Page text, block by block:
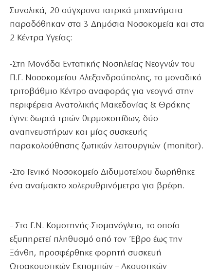
Συνολικά, 20 σύγχρονα ιατρικά μηχανήματα
παραδόθηκαν στα 3 Δημόσια Νοσοκομεία και στα
2 Κέντρα Υγείας:
-Στη Μονάδα Εντατικής Νοσηλείας Νεογνών του
Π.Γ. Νοσοκομείου Αλεξανδρούπολης, το μοναδικό
τριτοβάθμιο Κέντρο αναφοράς για νεογνά στην
περιφέρεια Ανατολικής Μακεδονίας & Θράκης
έγινε δωρεά τριών θερμοκοιτίδων, δύο
αναπνευστήρων και μίας συσκευής
παρακολούθησης ζωτικών λειτουργιών (monitor).
-Στο Γενικό Νοσοκομείο Διδυμοτείχου δωρήθηκε
ένα αναίμακτο χολερυθρινόμετρο για βρέφη.
– Στο Γ.Ν. Κομοτηνής-Σισμανόγλειο, το οποίο
εξυπηρετεί πληθυσμό από τον Έβρο έως την
Ξάνθη, προσφέρθηκε φορητή συσκευή
Ωτοακουστικών Εκπομπών – Ακουστικών